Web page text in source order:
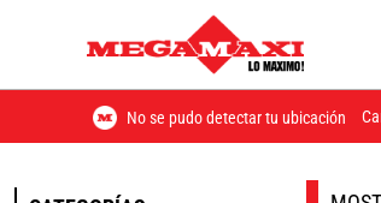
No se pudo detectar tu ubicación